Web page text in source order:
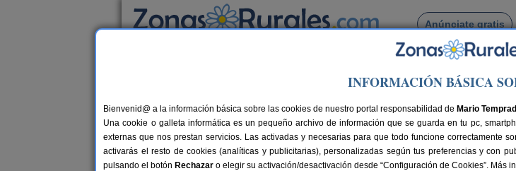
Anúnciate gratis
Busca por pueblo
> La Poveda de Soria
Casas Rurales cerca de La Poveda de Soria
INFORMACIÓN BÁSICA
Bienvenid@ a la información básica sobre las cookies de nuestro portal responsabilidad de Mario
Una cookie o galleta informática es un pequeño archivo de información que se guarda en tu pc,
externas que nos prestan servicios. Las activadas y necesarias para que todo funcione correctamente
activarás el resto de cookies (analíticas y publicitarias), personalizadas según tus preferencias y con
pulsando el botón Rechazar o elegir su activación/desactivación desde “Configuración de Cookies”. Más